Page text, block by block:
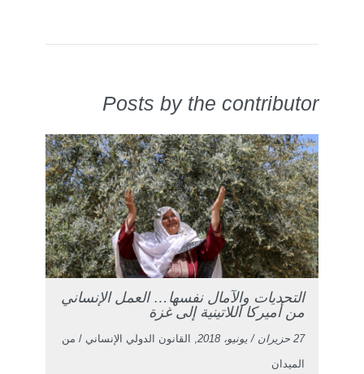
Posts by the contributor
التحديات والآمال نفسها… العمل الإنساني
من أميركا اللاتينية إلى غزة
27 حزيران / يونيو، 2018 , القانون الدولي الإنساني / من
الميدان